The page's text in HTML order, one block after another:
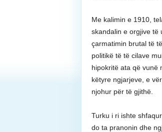
Me kalimin e 1910,
skandalin e orgjive të
çarmatimin brutal të
politikë të të cilave
hipokritë ata që vunë
këtyre ngjarjeve, e
njohur për të gjithë.
Turku i ri ishte
do ta pranonin dhe